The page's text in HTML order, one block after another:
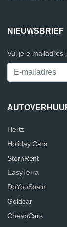
NIEUWSBRIEF
Vul je e-mailadres
Hertz
Holiday Cars
SternRent
EasyTerra
DoYouSpain
Goldcar
CheapCars